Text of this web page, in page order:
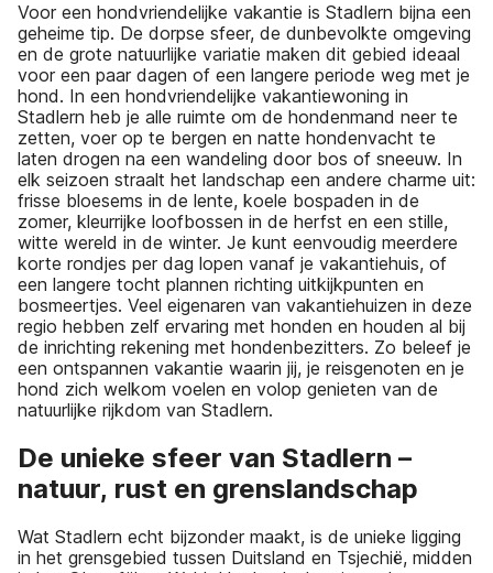
Voor een hondvriendelijke vakantie is Stadlern bijna een
geheime tip. De dorpse sfeer, de dunbevolkte omgeving
en de grote natuurlijke variatie maken dit gebied ideaal
voor een paar dagen of een langere periode weg met je
hond. In een hondvriendelijke vakantiewoning in
Stadlern heb je alle ruimte om de hondenmand neer te
zetten, voer op te bergen en natte hondenvacht te
laten drogen na een wandeling door bos of sneeuw. In
elk seizoen straalt het landschap een andere charme uit:
frisse bloesems in de lente, koele bospaden in de
zomer, kleurrijke loofbossen in de herfst en een stille,
witte wereld in de winter. Je kunt eenvoudig meerdere
korte rondjes per dag lopen vanaf je vakantiehuis, of
een langere tocht plannen richting uitkijkpunten en
bosmeertjes. Veel eigenaren van vakantiehuizen in deze
regio hebben zelf ervaring met honden en houden al bij
de inrichting rekening met hondenbezitters. Zo beleef je
een ontspannen vakantie waarin jij, je reisgenoten en je
hond zich welkom voelen en volop genieten van de
natuurlijke rijkdom van Stadlern.
De unieke sfeer van Stadlern –
natuur, rust en grenslandschap
Wat Stadlern echt bijzonder maakt, is de unieke ligging
in het grensgebied tussen Duitsland en Tsjechië, midden